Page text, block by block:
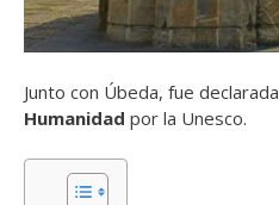
Junto con Úbeda, fue declarada
Humanidad por la Unesco.